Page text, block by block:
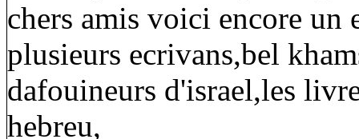
chers amis voici encore un
plusieurs ecrivans,bel
dafouineurs d'israel,les
hebreu,